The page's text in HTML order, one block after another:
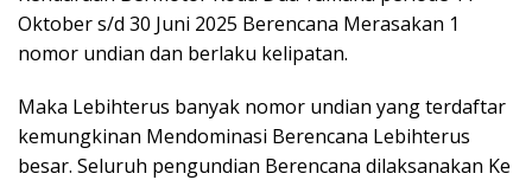
Oktober s/d 30 Juni 2025 Berencana Merasakan 1
nomor undian dan berlaku kelipatan.
Maka Lebihterus banyak nomor undian yang terdaftar
kemungkinan Mendominasi Berencana Lebihterus
besar. Seluruh pengundian Berencana dilaksanakan Ke